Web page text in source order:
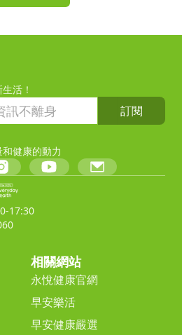
活！
訂閱
健康的動力
17:30
相關網站
永悅健康官網
早安樂活
早安健康嚴選